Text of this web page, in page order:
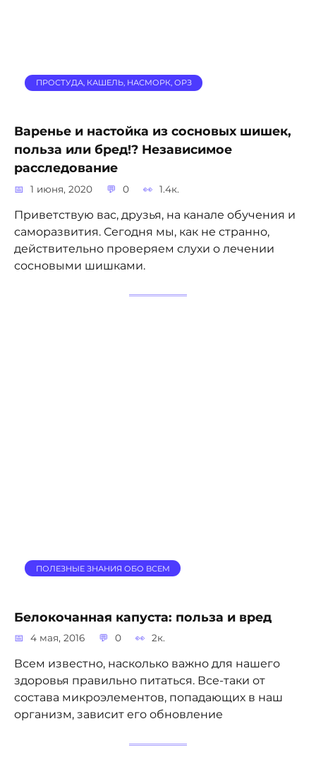
ПРОСТУДА, КАШЕЛЬ, НАСМОРК, ОРЗ
Варенье и настойка из сосновых шишек,
польза или бред!? Независимое
расследование
1 июня, 2020 0 1.4к.
Приветствую вас, друзья, на канале обучения и
саморазвития. Сегодня мы, как не странно,
действительно проверяем слухи о лечении
сосновыми шишками.
ПОЛЕЗНЫЕ ЗНАНИЯ ОБО ВСЕМ
Белокочанная капуста: польза и вред
4 мая, 2016 0 2к.
Всем известно, насколько важно для нашего
здоровья правильно питаться. Все-таки от
состава микроэлементов, попадающих в наш
организм, зависит его обновление